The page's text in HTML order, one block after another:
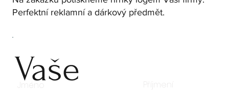
Perfektní reklamní a dárkový předmět.
Vaše